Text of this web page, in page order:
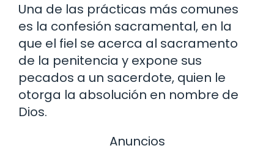
Una de las prácticas más comunes
es la confesión sacramental, en la
que el fiel se acerca al sacramento
de la penitencia y expone sus
pecados a un sacerdote, quien le
otorga la absolución en nombre de
Dios.
Anuncios